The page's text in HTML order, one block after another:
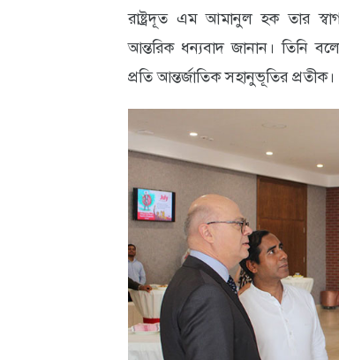
রাষ্ট্রদূত এম আমানুল হক তার
আন্তরিক ধন্যবাদ জানান। তিনি
প্রতি আন্তর্জাতিক সহানুভূতির প্রতীক।